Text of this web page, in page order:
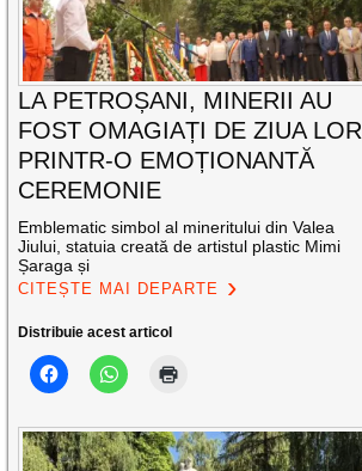
LA PETROȘANI, MINERII AU
FOST OMAGIAȚI DE ZIUA LOR
PRINTR-O EMOȚIONANTĂ
CEREMONIE
Emblematic simbol al mineritului din Valea
Jiului, statuia creată de artistul plastic Mimi
Șaraga și
CITEȘTE MAI DEPARTE
Distribuie acest articol